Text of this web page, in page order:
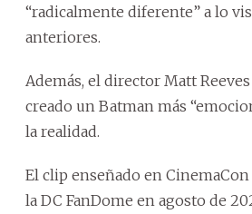
“radicalmente diferente” a lo
anteriores.
Además, el director Matt
creado un Batman más
la realidad.
El clip enseñado en
la DC FanDome en agosto de